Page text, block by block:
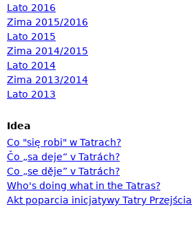
Lato 2016
Zima 2015/2016
Lato 2015
Zima 2014/2015
Lato 2014
Zima 2013/2014
Lato 2013
Idea
Co "się robi" w Tatrach?
Čo „sa deje“ v Tatrách?
Co „se děje” v Tatrách?
Who's doing what in the Tatras?
Akt poparcia inicjatywy Tatry Przejścia